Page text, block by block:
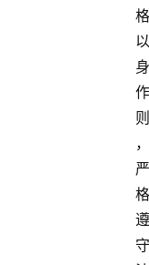
格
以
身
作
则
，
严
格
遵
守